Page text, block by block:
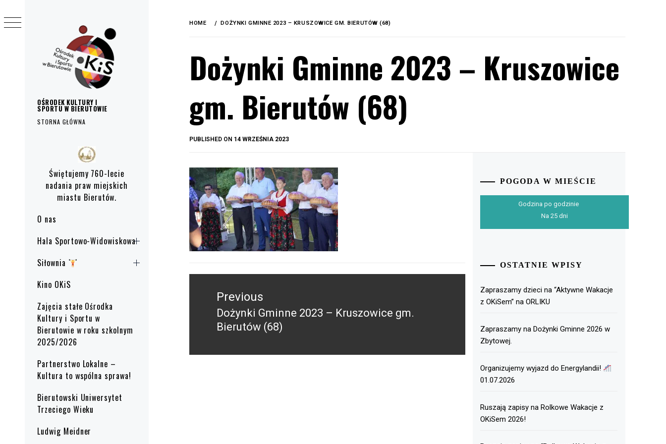
OŚRODEK KULTURY I
SPORTU W BIERUTOWIE
STORNA GŁÓWNA
Świętujemy 760-lecie
nadania praw miejskich
miastu Bierutów.
O nas
Hala Sportowo-Widowiskowa
Siłownia
Kino OKiS
Zajęcia stałe Ośrodka
Kultury i Sportu w
Bierutowie w roku szkolnym
2025/2026
Partnerstwo Lokalne –
Kultura to wspólna sprawa!
Bierutowski Uniwersytet
Trzeciego Wieku
Ludwig Meidner
HOME DOŻYNKI GMINNE 2023 – KRUSZOWICE GM. BIERUTÓW (68)
Dożynki Gminne 2023 – Kruszowice
gm. Bierutów (68)
PUBLISHED ON 14 WRZEŚNIA 2023
wpisuPrevious
Previous
post:
Dożynki Gminne 2023 – Kruszowice gm.
Bierutów (68)
POGODA W MIEŚCIE
Godzina po godzinie
Na 25 dni
OSTATNIE WPISY
Zapraszamy dzieci na “Aktywne Wakacje
z OKiSem” na ORLIKU
Zapraszamy na Dożynki Gminne 2026 w
Zbytowej.
Organizujemy wyjazd do Energylandii!
01.07.2026
Ruszają zapisy na Rolkowe Wakacje z
OKiSem 2026!